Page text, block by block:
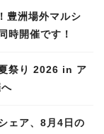
豊洲場外マルシ
時開催です！
祭り 2026 in ア
ェア、8月4日の